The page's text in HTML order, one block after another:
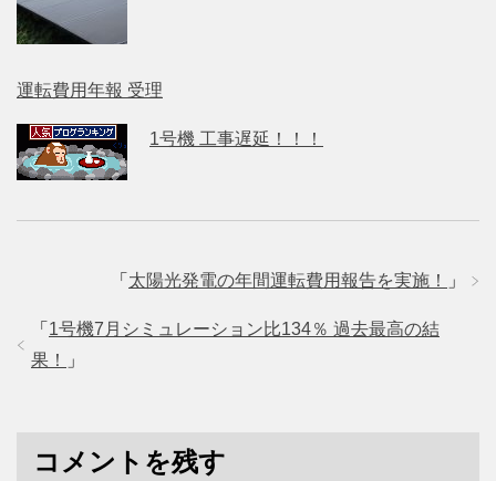
運転費用年報 受理
1号機 工事遅延！！！
「 太陽光発電の年間運転費用報告を実施！ 」
「 1号機7月シミュレーション比134％ 過去最高の結
果！
」
コメントを残す